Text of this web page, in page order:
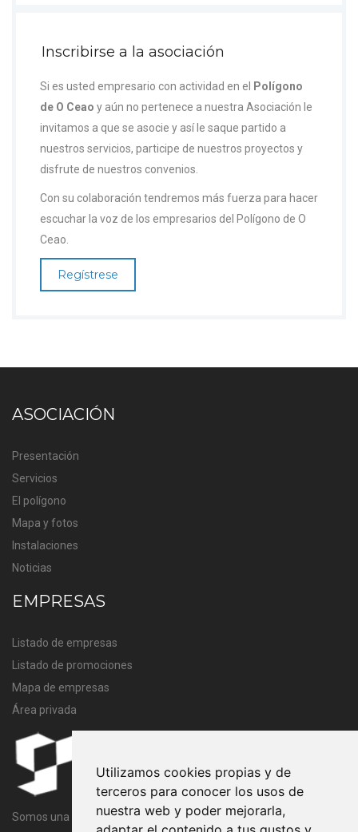
Utilizamos cookies propias y de
terceros para conocer los usos de
nuestra web y poder mejorarla,
Inscribirse a la asociación
Si es usted empresario con actividad en el
Polígono
de O Ceao y aún no pertenece a nuestra Asociación le
invitamos a que se asocie y así le saque partido a
nuestros servicios, participe de nuestros proyectos y
disfrute de nuestros convenios.
Con su colaboración tendremos más fuerza para hacer
escuchar la voz de los empresarios del Polígono de O
Ceao.
Regístrese
ASOCIACIÓN
Presentación
Servicios
El polígono
Mapa y fotos
Instalaciones
Noticias
EMPRESAS
Listado de empresas
Listado de promociones
Mapa de empresas
Área privada
Somos una entidad sin ánimo de lucro cuya finalidad es velar por